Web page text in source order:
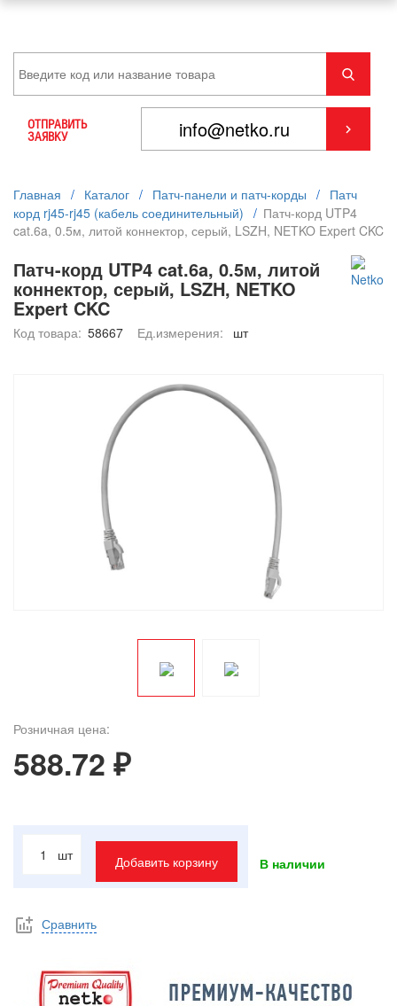
ОТПРАВИТЬ
ЗАЯВКУ
Главная / Каталог / Патч-панели и патч-корды / Патч
корд rj45-rj45 (кабель соединительный) / Патч-корд UTP4
cat.6a, 0.5м, литой коннектор, серый, LSZH, NETKO Expert CKC
Патч-корд UTP4 cat.6a, 0.5м, литой
коннектор, серый, LSZH, NETKO
Expert CKC
Код товара: 58667 Ед.измерения: шт
Розничная цена:
588.72 ₽
шт Добавить корзину В наличии
Сравнить